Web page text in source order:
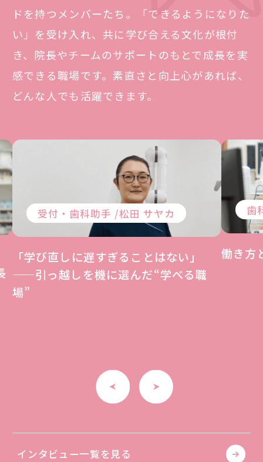
ドを持つメンバーたち。「できるようになりた
い」を受け入れ、共に学び合える文化が根付
き、院長やチームのサポートのもとで成長を実
感できる職場です。素直さと向上心があれば、
どんな人でも活躍できます。
受付・歯科助手 /松田 サヤカ
「学び直しに遅すぎることはない」
——引っ越しを機に選んだ“学べる職
場”
歯
働き方
インタビュー一覧を見る